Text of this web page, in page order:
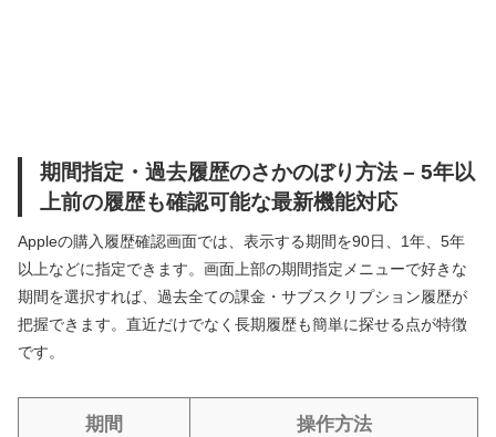
期間指定・過去履歴のさかのぼり方法 – 5年以
上前の履歴も確認可能な最新機能対応
Appleの購入履歴確認画面では、表示する期間を90日、1年、5年
以上などに指定できます。画面上部の期間指定メニューで好きな
期間を選択すれば、過去全ての課金・サブスクリプション履歴が
把握できます。直近だけでなく長期履歴も簡単に探せる点が特徴
です。
期間 操作方法